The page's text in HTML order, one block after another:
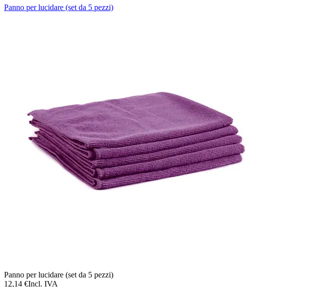
Panno per lucidare (set da 5 pezzi)
Panno per lucidare (set da 5 pezzi)
12,14 €Incl. IVA